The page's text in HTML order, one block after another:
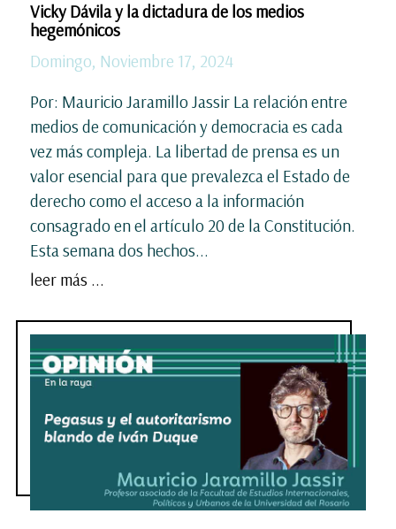
Vicky Dávila y la dictadura de los medios
hegemónicos
Domingo, Noviembre 17, 2024
Por: Mauricio Jaramillo Jassir La relación entre
medios de comunicación y democracia es cada
vez más compleja. La libertad de prensa es un
valor esencial para que prevalezca el Estado de
derecho como el acceso a la información
consagrado en el artículo 20 de la Constitución.
Esta semana dos hechos...
leer más ...